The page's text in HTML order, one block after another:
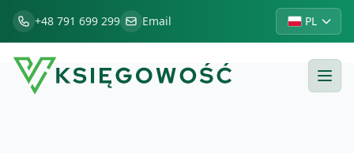
+48 791 699 299 Email PL